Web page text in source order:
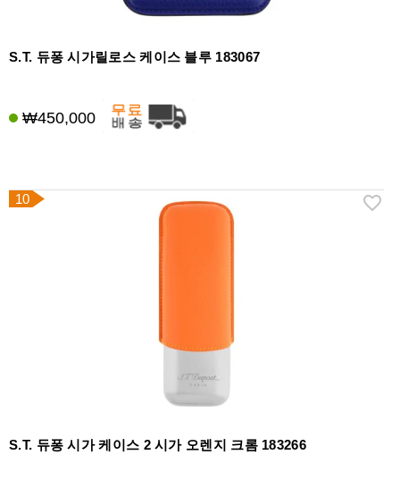
S.T. 듀퐁 시가릴로스 케이스 블루 183067
₩450,000
10
S.T. 듀퐁 시가 케이스 2 시가 오렌지 크롬 183266